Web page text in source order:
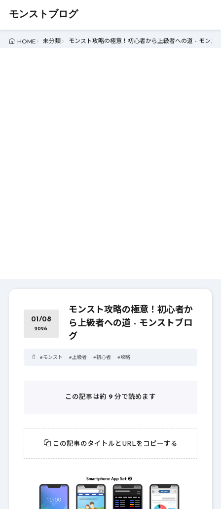
モンストブログ
HOME 未分類 モンスト攻略の極意！初心者から上級者への道 - モンス
01/08
2026
モンスト攻略の極意！初心者か
ら上級者への道 - モンストブロ
グ
#モンスト #上級者 #初心者 #攻略
この記事は約 9 分で読めます
この記事のタイトルとURLをコピーする